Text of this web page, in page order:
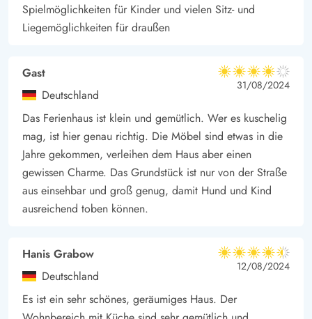
Spielmöglichkeiten für Kinder und vielen Sitz- und
Liegemöglichkeiten für draußen
Gast
Deutschland
4 von 5
4 von 5
4 out of 5
31/08/2024
Das Ferienhaus ist klein und gemütlich. Wer es kuschelig
mag, ist hier genau richtig. Die Möbel sind etwas in die
Jahre gekommen, verleihen dem Haus aber einen
gewissen Charme. Das Grundstück ist nur von der Straße
aus einsehbar und groß genug, damit Hund und Kind
ausreichend toben können.
Hanis Grabow
Deutschland
4.5 von 5
4.5 von 5
4.5 out of 5
12/08/2024
Es ist ein sehr schönes, geräumiges Haus. Der